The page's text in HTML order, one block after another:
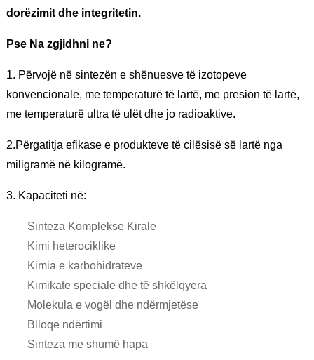
dorëzimit dhe integritetin.
Pse Na zgjidhni ne?
1. Përvojë në sintezën e shënuesve të izotopeve
konvencionale, me temperaturë të lartë, me presion të lartë,
me temperaturë ultra të ulët dhe jo radioaktive.
2.Përgatitja efikase e produkteve të cilësisë së lartë nga
miligramë në kilogramë.
3. Kapaciteti në:
Sinteza Komplekse Kirale
Kimi heterociklike
Kimia e karbohidrateve
Kimikate speciale dhe të shkëlqyera
Molekula e vogël dhe ndërmjetëse
Blloqe ndërtimi
Sinteza me shumë hapa